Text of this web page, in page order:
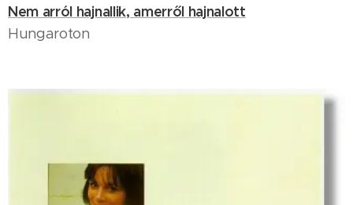
Nem arról hajnallik, amerről hajnalott
Hungaroton